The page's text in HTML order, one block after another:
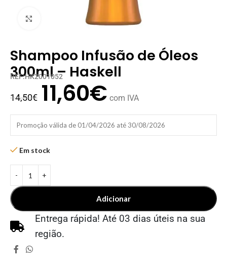
Clique para ampliar
Shampoo Infusão de Óleos
300ml – Haskell
REF:HK2001052
14,50€ 11,60€ com IVA
Promoção válida de 01/04/2026 até 30/08/2026
Em stock
Adicionar
Entrega rápida! Até 03 dias úteis na sua
região.